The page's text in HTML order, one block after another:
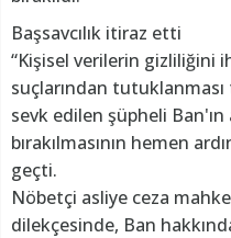
Başsavcılık itiraz etti
“Kişisel verilerin gizliliğini
suçlarından
sevk edilen şüpheli
bırakılmasının hemen
geçti.
Nöbetçi asliye ceza
dilekçesinde, Ban